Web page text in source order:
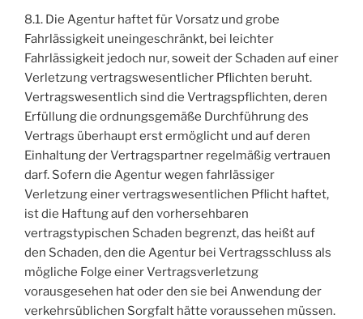
8.1. Die Agentur haftet für Vorsatz und grobe
Fahrlässigkeit uneingeschränkt, bei leichter
Fahrlässigkeit jedoch nur, soweit der Schaden auf einer
Verletzung vertragswesentlicher Pflichten beruht.
Vertragswesentlich sind die Vertragspflichten, deren
Erfüllung die ordnungsgemäße Durchführung des
Vertrags überhaupt erst ermöglicht und auf deren
Einhaltung der Vertragspartner regelmäßig vertrauen
darf. Sofern die Agentur wegen fahrlässiger
Verletzung einer vertragswesentlichen Pflicht haftet,
ist die Haftung auf den vorhersehbaren
vertragstypischen Schaden begrenzt, das heißt auf
den Schaden, den die Agentur bei Vertragsschluss als
mögliche Folge einer Vertragsverletzung
vorausgesehen hat oder den sie bei Anwendung der
verkehrsüblichen Sorgfalt hätte voraussehen müssen.